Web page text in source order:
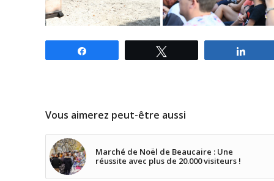
Vous aimerez peut-être aussi
Marché de Noël de Beaucaire : Une
réussite avec plus de 20.000 visiteurs !